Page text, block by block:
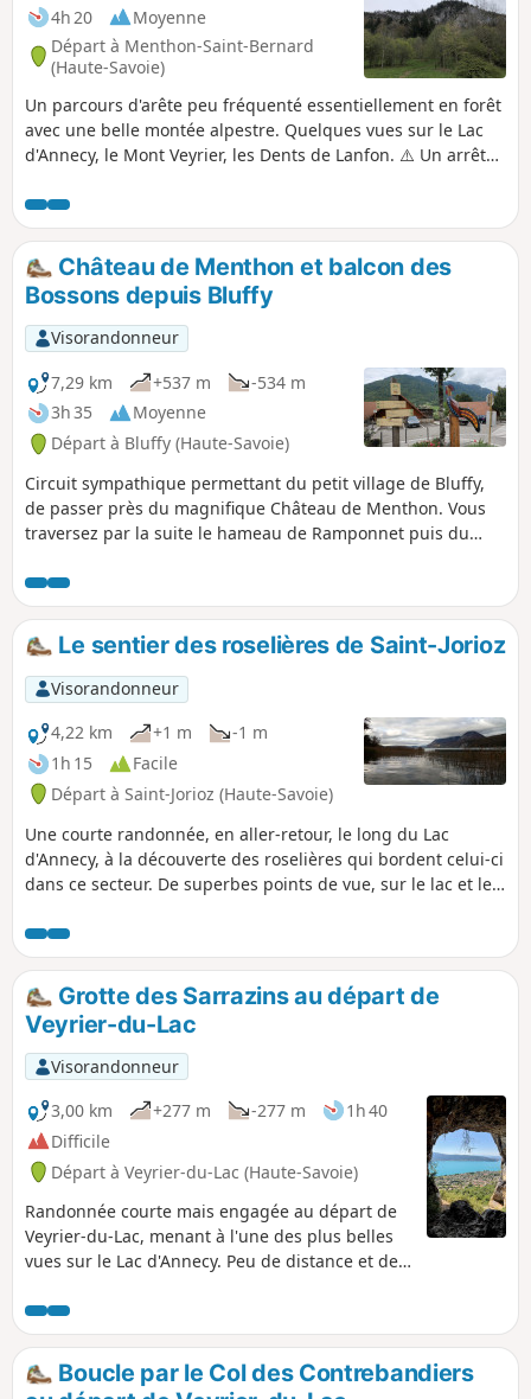
4h 20
Moyenne
Départ à Menthon-Saint-Bernard
(Haute-Savoie)
Un parcours d'arête peu fréquenté essentiellement en forêt
avec une belle montée alpestre. Quelques vues sur le Lac
d'Annecy, le Mont Veyrier, les Dents de Lanfon. ⚠️ Un arrêté
interdit l'accès aux véhicules motorisés d’accéder au Col des
Contrebandiers et au Pré Vernet.
Château de Menthon et balcon des
Bossons depuis Bluffy
Visorandonneur
7,29 km
+537 m
-534 m
3h 35
Moyenne
Départ à Bluffy (Haute-Savoie)
Circuit sympathique permettant du petit village de Bluffy,
de passer près du magnifique Château de Menthon. Vous
traversez par la suite le hameau de Ramponnet puis du
fontaine et de bancs, vous permettra de faire une pause. Le
parcours emprunte ensuite le Sentier de la Remousse, un
peu plus ardu pour revenir à votre point de départ.
Le sentier des roselières de Saint-Jorioz
Visorandonneur
4,22 km
+1 m
-1 m
1h 15
Facile
Départ à Saint-Jorioz (Haute-Savoie)
Une courte randonnée, en aller-retour, le long du Lac
d'Annecy, à la découverte des roselières qui bordent celui-ci
dans ce secteur. De superbes points de vue, sur le lac et les
Grotte des Sarrazins au départ de
Veyrier-du-Lac
Visorandonneur
3,00 km
+277 m -277 m
1h 40
Difficile
Départ à Veyrier-du-Lac (Haute-Savoie)
Randonnée courte mais engagée au départ de
Veyrier-du-Lac, menant à l'une des plus belles
vues sur le Lac d'Annecy. Peu de distance et de
câble de sécurité. Depuis l'ouverture de la
grotte, la vue sur le Lac d'Annecy et le massif
des Bauges est exceptionnelle.Fortement
déconseillé aux personnes sujettes au vertige,
Boucle par le Col des Contrebandiers